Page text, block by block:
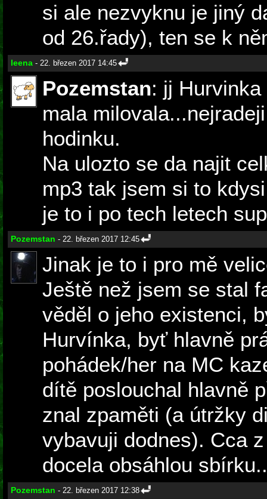
si ale nezvyknu je jiný
od 26.řady), ten se k
leena - 22. březen 2017 14:45
Pozemstan: jj
mala
hodinku.
Na ulozto se da najit
mp3 tak jsem si to
je to i po tech letech
Pozemstan - 22. březen 2017 12:45
Jinak je to i pro mě
Ještě než jsem se stal
věděl o jeho existenci,
Hurvínka, byť hlavně
pohádek/her na MC
dítě poslouchal hlavně
znal zpaměti (a útržky
vybavuji dodnes). Cca
docela obsáhlou
Pozemstan - 22. březen 2017 12:38